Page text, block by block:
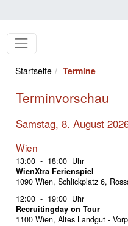
Startseite Termine
Terminvorschau
Samstag, 8. August
Wien
13:00 - 18:00 Uhr
WienXtra Ferienspiel
1090 Wien, Schlickplatz 6,
12:00 - 19:00 Uhr
Recruitingday on Tour
1100 Wien, Altes Landgut -